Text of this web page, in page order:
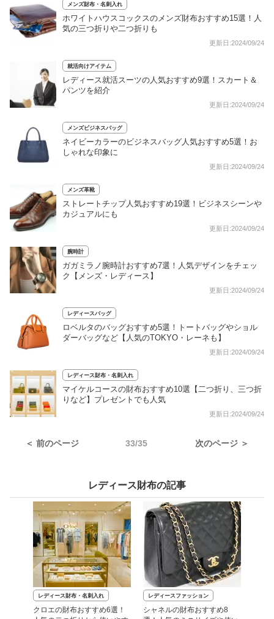
メンズ財布・名刺入れ
ホワイトハウスコックスのメンズ財布おすすめ15選！人
気の三つ折りや二つ折りも
更新日:2024/09/24
就活向けアイテム
レディース就活スーツの人気おすすめ9選！スカート＆
パンツを紹介
更新日:2024/09/24
メンズビジネスバッグ
ネイビーカラーのビジネスバッグ人気おすすめ5選！お
しゃれな印象に
更新日:2024/09/24
メンズ革靴
ストレートチップ人気おすすめ19選！ビジネスシーンや
カジュアルにも
更新日:2024/09/24
腕時計
ガガミラノ腕時計おすすめ7選！人気デザインをチェッ
ク【メンズ・レディース】
更新日:2024/09/24
レディースバッグ
ロベルタのバッグおすすめ5選！トートバッグやショル
ダーバッグなど【人気のTOKYO・レーネも】
更新日:2024/09/24
レディース財布・名刺入れ
マイケルコースの財布おすすめ10選【二つ折り、三つ折
りなど】プレゼントでも人気
更新日:2024/09/24
＜ 前のページ 33/35 次のページ ＞
レディース財布の記事
レディース財布・名刺入れ
クロエの財布おすすめ6選！
レディースファッション
シャネルの財布おすすめ8